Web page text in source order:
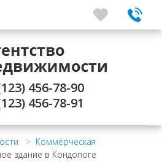
456-78-90
456-78-91
> Коммерческая
здание в Кондопоге